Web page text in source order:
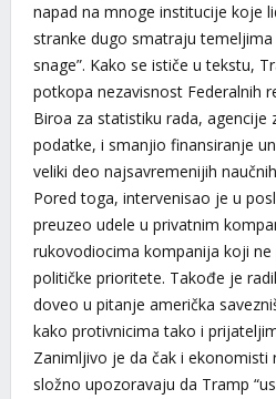
napad na mnoge institucije koje
stranke dugo smatraju
snage”. Kako se ističe u tekstu,
potkopa nezavisnost Federalnih
Biroa za statistiku rada, agencije
podatke, i smanjio finansiranje
veliki deo najsavremenijih
Pored toga, intervenisao je u
preuzeo udele u privatnim
rukovodiocima kompanija koji
političke prioritete. Takođe je
doveo u pitanje američka
kako protivnicima tako i
Zanimljivo je da čak i ekonomisti
složno upozoravaju da Tramp